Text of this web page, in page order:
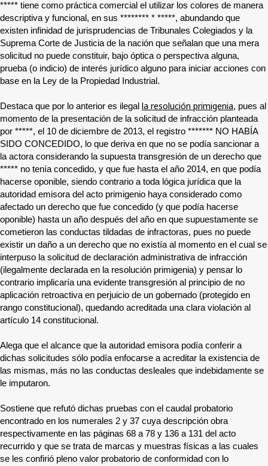
***** tiene como práctica comercial el utilizar los colores de manera
descriptiva y funcional, en sus ******** * *****, abundando que
existen infinidad de jurisprudencias de Tribunales Colegiados y la
Suprema Corte de Justicia de la nación que señalan que una mera
solicitud no puede constituir, bajo óptica o perspectiva alguna,
prueba (o indicio) de interés jurídico alguno para iniciar acciones con
base en la Ley de la Propiedad Industrial.
Destaca que por lo anterior es ilegal la resolución primigenia, pues al
momento de la presentación de la solicitud de infracción planteada
por *****, el 10 de diciembre de 2013, el registro ******* NO HABÍA
SIDO CONCEDIDO, lo que deriva en que no se podía sancionar a
la actora considerando la supuesta transgresión de un derecho que
***** no tenía concedido, y que fue hasta el año 2014, en que podía
hacerse oponible, siendo contrario a toda lógica jurídica que la
autoridad emisora del acto primigenio haya considerado como
afectado un derecho que fue concedido (y que podía hacerse
oponible) hasta un año después del año en que supuestamente se
cometieron las conductas tildadas de infractoras, pues no puede
existir un daño a un derecho que no existía al momento en el cual se
interpuso la solicitud de declaración administrativa de infracción
(ilegalmente declarada en la resolución primigenia) y pensar lo
contrario implicaría una evidente transgresión al principio de no
aplicación retroactiva en perjuicio de un gobernado (protegido en
rango constitucional), quedando acreditada una clara violación al
artículo 14 constitucional.
Alega que el alcance que la autoridad emisora podía conferir a
dichas solicitudes sólo podía enfocarse a acreditar la existencia de
las mismas, más no las conductas desleales que indebidamente se
le imputaron.
Sostiene que refutó dichas pruebas con el caudal probatorio
encontrado en los numerales 2 y 37 cuya descripción obra
respectivamente en las páginas 68 a 78 y 136 a 131 del acto
recurrido y que se trata de marcas y muestras físicas a las cuales
se les confirió pleno valor probatorio de conformidad con lo